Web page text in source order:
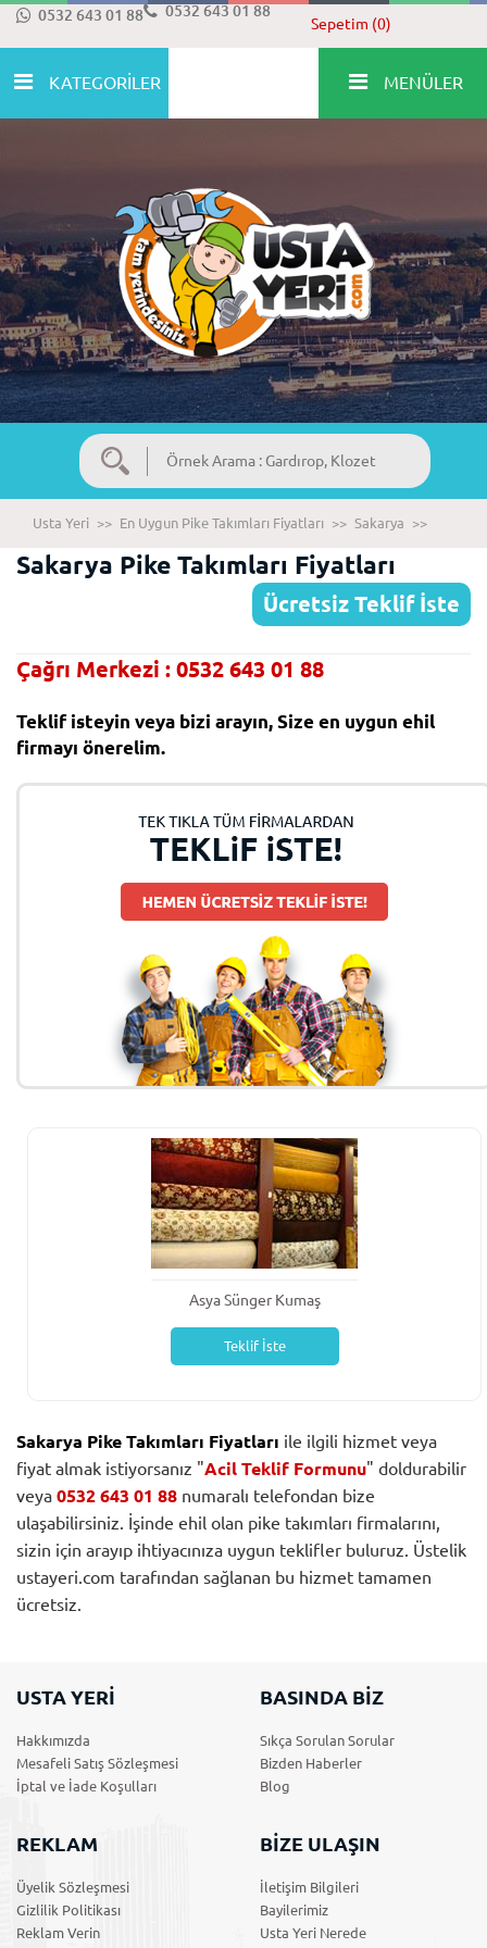
0532 643 01 88 0532 643 01 88
Sepetim (0)
KATEGORİLER MENÜLER
Usta Yeri >> En Uygun Pike Takımları Fiyatları >> Sakarya >>
Sakarya Pike Takımları Fiyatları
Ücretsiz Teklif İste
Çağrı Merkezi : 0532 643 01 88
Teklif isteyin veya bizi arayın, Size en uygun ehil
firmayı önerelim.
Asya Sünger Kumaş
Teklif İste
Sakarya Pike Takımları Fiyatları ile ilgili hizmet veya
fiyat almak istiyorsanız "Acil Teklif Formunu" doldurabilir
veya 0532 643 01 88 numaralı telefondan bize
ulaşabilirsiniz. İşinde ehil olan pike takımları firmalarını,
sizin için arayıp ihtiyacınıza uygun teklifler buluruz. Üstelik
ustayeri.com tarafından sağlanan bu hizmet tamamen
ücretsiz.
USTA YERİ
Hakkımızda
Mesafeli Satış Sözleşmesi
İptal ve İade Koşulları
BASINDA BİZ
Sıkça Sorulan Sorular
Bizden Haberler
Blog
REKLAM
Üyelik Sözleşmesi
Gizlilik Politikası
Reklam Verin
BİZE ULAŞIN
İletişim Bilgileri
Bayilerimiz
Usta Yeri Nerede